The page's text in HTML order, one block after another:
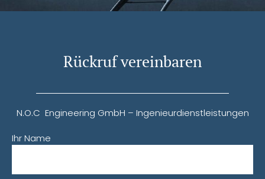
Rückruf vereinbaren
N.O.C Engineering GmbH – Ingenieurdienstleistungen
Ihr Name